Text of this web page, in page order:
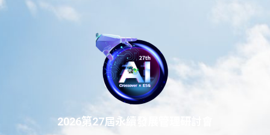
2026第27屆永續發展管理研討會